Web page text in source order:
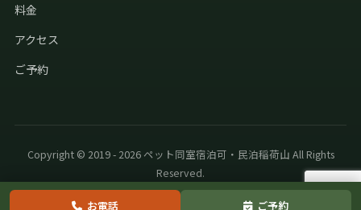
料金
アクセス
ご予約
Copyright © 2019 - 2026 ペット同室宿泊可・民泊稲荷山 All Rights
Reserved.
お電話 ご予約